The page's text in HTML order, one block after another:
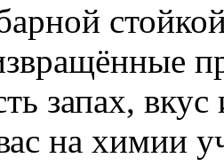
запах, вкус
на химии